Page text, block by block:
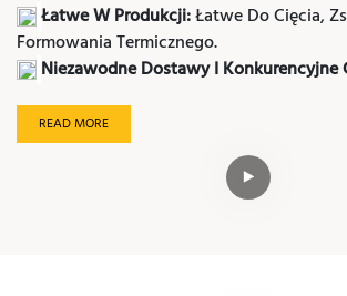
Łatwe W Produkcji:Łatwe Do Cięcia,
Formowania Termicznego.
Niezawodne Dostawy I Konkurencyjne
READ MORE